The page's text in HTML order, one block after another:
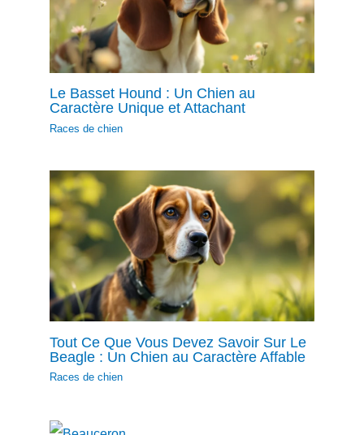
Le Basset Hound : Un Chien au
Caractère Unique et Attachant
Races de chien
Tout Ce Que Vous Devez Savoir Sur Le
Beagle : Un Chien au Caractère Affable
Races de chien